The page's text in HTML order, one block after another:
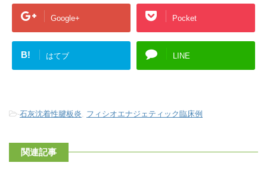
Google+ Pocket
B! はてブ LINE
-石灰沈着性腱板炎, フィシオエナジェティック臨床例
関連記事